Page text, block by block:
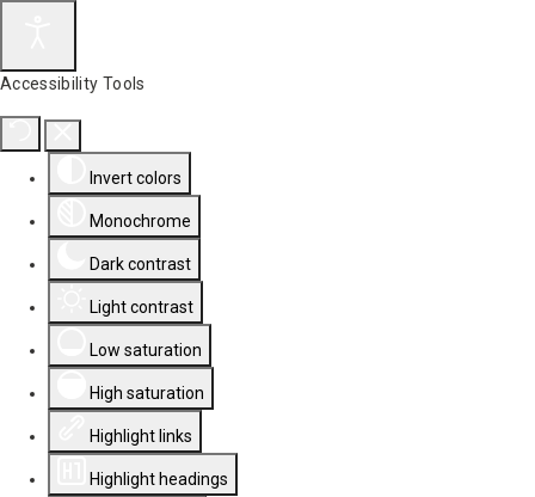
Accessibility Tools
Invert colors
Monochrome
Dark contrast
Light contrast
Low saturation
High saturation
Highlight links
Highlight headings